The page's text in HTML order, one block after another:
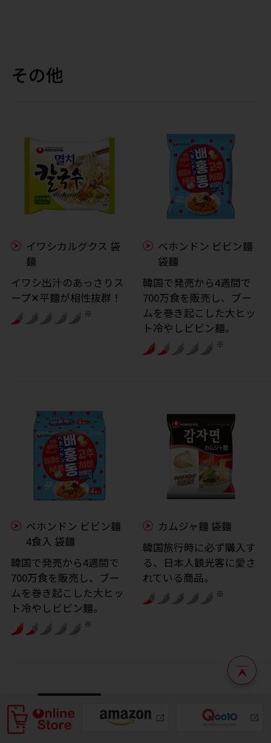
その他
イワシカルグクス 袋
麺
イワシ出汁のあっさりス
ープ✕平麺が相性抜群！
※
ベホンドン ビビン麺
袋麺
韓国で発売から4週間で
700万食を販売し、ブー
ムを巻き起こした大ヒッ
ト冷やしビビン麺。
※
ベホンドン ビビン麺
4食入 袋麺
韓国で発売から4週間で
700万食を販売し、ブー
ムを巻き起こした大ヒッ
ト冷やしビビン麺。
※
カムジャ麺 袋麺
韓国旅行時に必ず購入す
る、日本人観光客に愛さ
れている商品。
※